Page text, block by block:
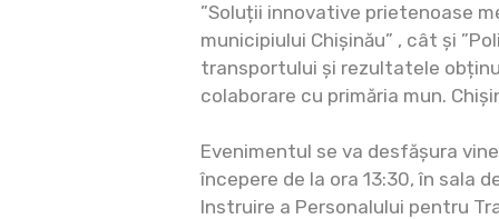
”Soluții innovative prietenoase
municipiului Chișinău” , cât și
transportului și rezultatele
colaborare cu primăria mun.
Evenimentul se va desfășura
începere de la ora 13:30, în sala
Instruire a Personalului pentru